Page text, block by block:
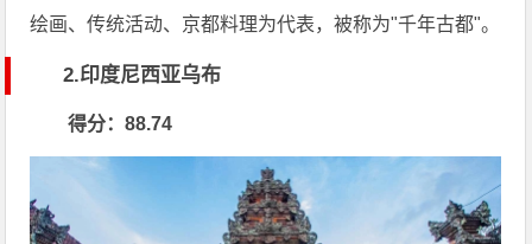
绘画、传统活动、京都料理为代表，被称为"千年古都"。
2.印度尼西亚乌布
得分：88.74